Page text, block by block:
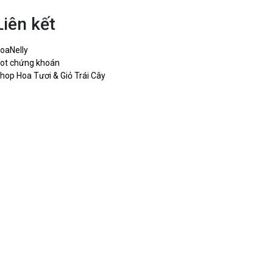
kết
chứng khoán
Hoa Tươi & Giỏ Trái Cây